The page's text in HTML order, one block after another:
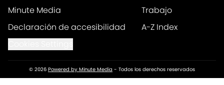
Minute Media
Trabajo
Declaración de accesibilidad
A-Z Index
© 2026 Powered by Minute Media - Todos los derechos reservados